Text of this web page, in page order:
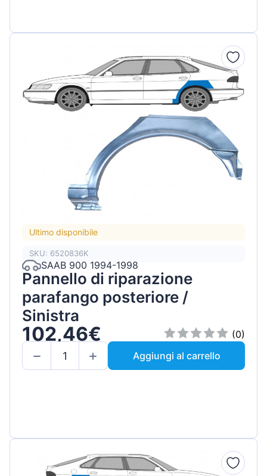
Ultimo disponibile
SKU: 6520836K
SAAB 900 1994-1998
Pannello di riparazione
parafango posteriore /
Sinistra
102,46€
(0)
Aggiungi al carrello